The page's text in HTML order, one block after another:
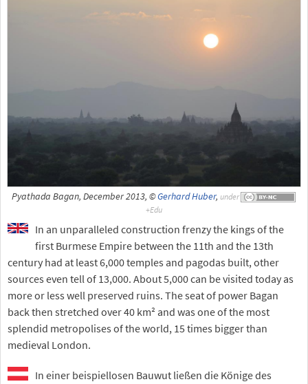
Pyathada Bagan, December 2013, ©Gerhard Huber, under
In an unparalleled construction frenzy the kings of the
first Burmese Empire between the 11th and the 13th
century had at least 6,000 temples and pagodas built, other
sources even tell of 13,000. About 5,000 can be visited today as
more or less well preserved ruins. The seat of power Bagan
back then stretched over 40 km² and was one of the most
splendid metropolises of the world, 15 times bigger than
medieval London.
In einer beispiellosen Bauwut ließen die Könige des